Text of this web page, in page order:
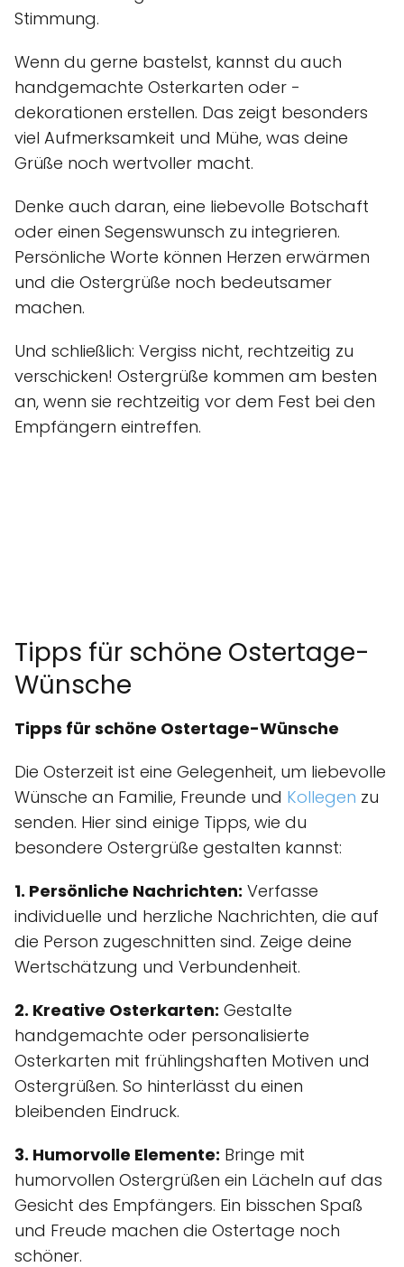
Stimmung.
Wenn du gerne bastelst, kannst du auch
handgemachte Osterkarten oder -
dekorationen erstellen. Das zeigt besonders
viel Aufmerksamkeit und Mühe, was deine
Grüße noch wertvoller macht.
Denke auch daran, eine liebevolle Botschaft
oder einen Segenswunsch zu integrieren.
Persönliche Worte können Herzen erwärmen
und die Ostergrüße noch bedeutsamer
machen.
Und schließlich: Vergiss nicht, rechtzeitig zu
verschicken! Ostergrüße kommen am besten
an, wenn sie rechtzeitig vor dem Fest bei den
Empfängern eintreffen.
Tipps für schöne Ostertage-
Wünsche
Tipps für schöne Ostertage-Wünsche
Die Osterzeit ist eine Gelegenheit, um liebevolle
Wünsche an Familie, Freunde und Kollegen zu
senden. Hier sind einige Tipps, wie du
besondere Ostergrüße gestalten kannst:
1. Persönliche Nachrichten: Verfasse
individuelle und herzliche Nachrichten, die auf
die Person zugeschnitten sind. Zeige deine
Wertschätzung und Verbundenheit.
2. Kreative Osterkarten: Gestalte
handgemachte oder personalisierte
Osterkarten mit frühlingshaften Motiven und
Ostergrüßen. So hinterlässt du einen
bleibenden Eindruck.
3. Humorvolle Elemente: Bringe mit
humorvollen Ostergrüßen ein Lächeln auf das
Gesicht des Empfängers. Ein bisschen Spaß
und Freude machen die Ostertage noch
schöner.